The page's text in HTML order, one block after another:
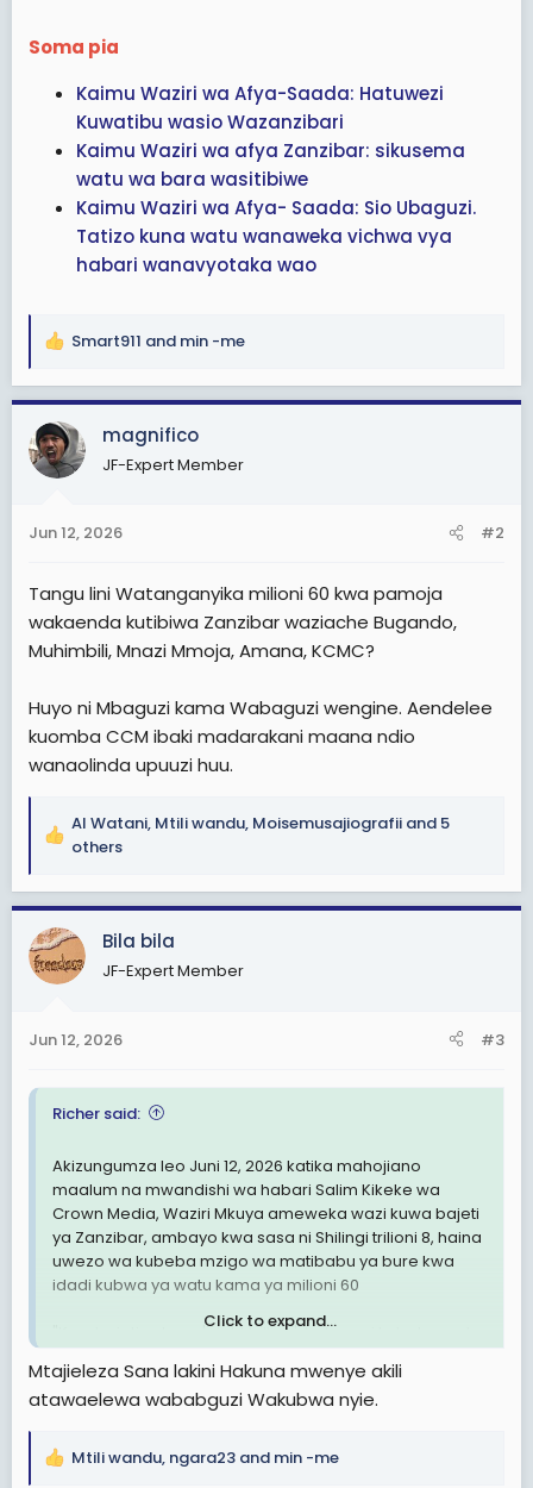
Soma pia
Kaimu Waziri wa Afya-Saada: Hatuwezi
Kuwatibu wasio Wazanzibari
Kaimu Waziri wa afya Zanzibar: sikusema
watu wa bara wasitibiwe
Kaimu Waziri wa Afya- Saada: Sio Ubaguzi.
Tatizo kuna watu wanaweka vichwa vya
habari wanavyotaka wao
R
a
c
t
i
s
Smart911 and min -me
magnifico
JF-Expert Member
Jun 12, 2026 #2
Tangu lini Watanganyika milioni 60 kwa pamoja
wakaenda kutibiwa Zanzibar waziache Bugando,
Muhimbili, Mnazi Mmoja, Amana, KCMC?
Huyo ni Mbaguzi kama Wabaguzi wengine. Aendelee
kuomba CCM ibaki madarakani maana ndio
wanaolinda upuuzi huu.
R
a
c
t
i
o
s
Al Watani, Mtili wandu, Moisemusajiografii and 5
others
Bila bila
JF-Expert Member
Jun 12, 2026 #3
Richer said:
Akizungumza leo Juni 12, 2026 katika mahojiano
maalum na mwandishi wa habari Salim Kikeke wa
Crown Media, Waziri Mkuya ameweka wazi kuwa bajeti
ya Zanzibar, ambayo kwa sasa ni Shilingi trilioni 8, haina
uwezo wa kubeba mzigo wa matibabu ya bure kwa
idadi kubwa ya watu kama ya milioni 60
"Kwa bajeti yetu ya 'eight trillion', hatuwezi kubeba watu
haimaanishi kwamba wanaotoka Bara hawapati
huduma. Wapo wanaokuja na kadi zao za NHIF,
matibabu vizuri kabisa," amesema Waziri Saada.
Click to expand...
Mtajieleza Sana lakini Hakuna mwenye akili
atawaelewa wababguzi Wakubwa nyie.
R
Mtili wandu, ngara23 and min -me